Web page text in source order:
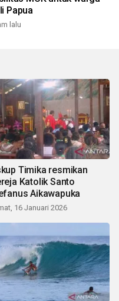
Papua
lalu
Timika resmikan
Katolik Santo
Aikawapuka
16 Januari 2026